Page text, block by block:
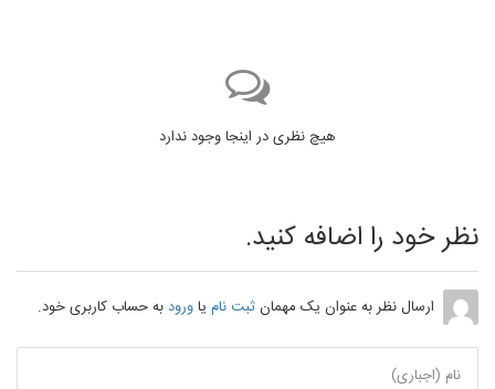
هیچ نظری در اینجا وجود ندارد
نظر خود را اضافه کنید.
ارسال نظر به عنوان یک مهمانثبت نام یاورودبه حساب کاربری خود.
نام (اجباری)